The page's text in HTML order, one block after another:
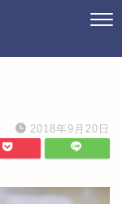
2018年9月20日